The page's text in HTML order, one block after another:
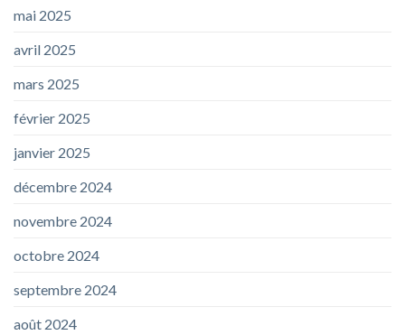
mai 2025
avril 2025
mars 2025
février 2025
janvier 2025
décembre 2024
novembre 2024
octobre 2024
septembre 2024
août 2024